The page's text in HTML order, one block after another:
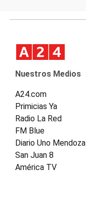
Nuestros Medios
A24.com
Primicias Ya
Radio La Red
FM Blue
Diario Uno Mendoza
San Juan 8
América TV